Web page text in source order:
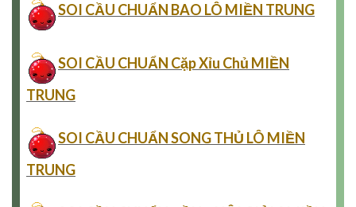
SOI CẦU CHUẨN BAO LÔ MIỀN TRUNG
SOI CẦU CHUẨN Cặp Xỉu Chủ MIỀN
TRUNG
SOI CẦU CHUẨN SONG THỦ LÔ MIỀN
TRUNG